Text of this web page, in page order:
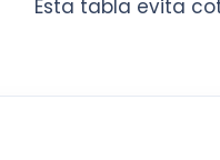
Esta tabla evita